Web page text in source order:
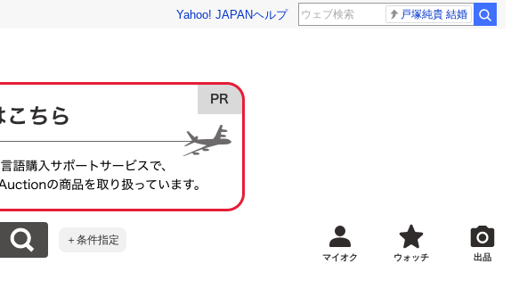
Yahoo! JAPANヘルプ 戸塚純貴 結婚
＋条件指定
マイオク ウォッチ 出品